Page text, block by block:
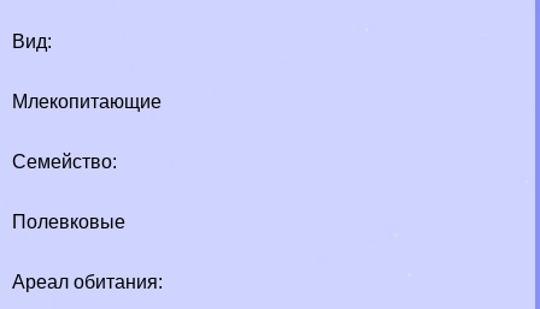
Вид:
Млекопитающие
Семейство:
Полевковые
Ареал обитания: